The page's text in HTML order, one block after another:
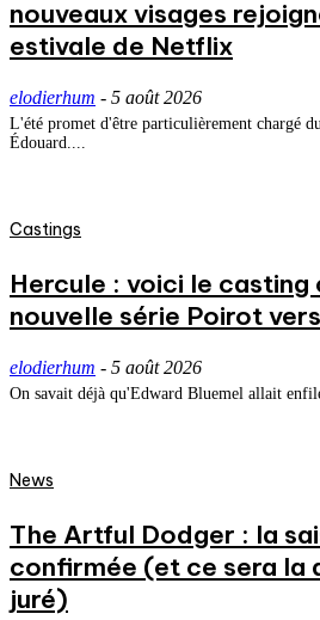
nouveaux visages
estivale de Netflix
elodierhum - 5 août 2026
L'été promet d'être particulièrement chargé
Édouard....
Castings
Hercule : voici le
nouvelle série Poirot
elodierhum - 5 août 2026
On savait déjà qu'Edward Bluemel allait
News
The Artful Dodger : la
confirmée (et ce sera la
juré)